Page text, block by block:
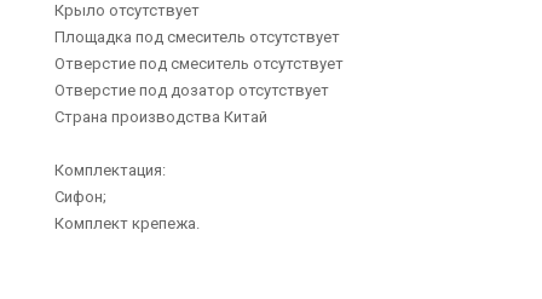
Крыло отсутствует
Площадка под смеситель отсутствует
Отверстие под смеситель отсутствует
Отверстие под дозатор отсутствует
Страна производства Китай
Комплектация:
Сифон;
Комплект крепежа.